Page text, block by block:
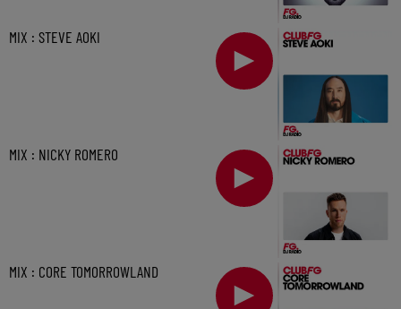
MIX : STEVE AOKI
MIX : NICKY ROMERO
MIX : CORE TOMORROWLAND